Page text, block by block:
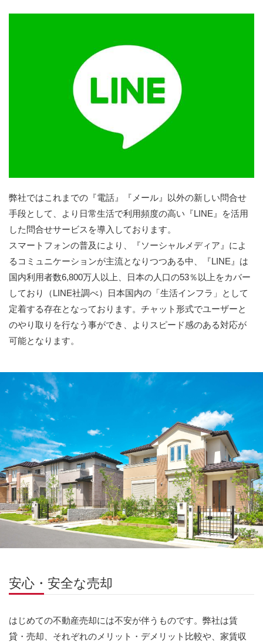
弊社ではこれまでの『電話』『メール』以外の新しい問合せ
手段として、より日常生活で利用頻度の高い『LINE』を活用
した問合せサービスを導入しております。
スマートフォンの普及により、『ソーシャルメディア』によ
るコミュニケーションが主流となりつつある中、『LINE』は
国内利用者数6,800万人以上、日本の人口の53％以上をカバー
しており（LINE社調べ）日本国内の「生活インフラ」として
定着する存在となっております。チャット形式でユーザーと
のやり取りを行なう事ができ、よりスピード感のある対応が
可能となります。
安心・安全な売却
はじめての不動産売却には不安が伴うものです。弊社は賃
貸・売却、それぞれのメリット・デメリット比較や、家賃収